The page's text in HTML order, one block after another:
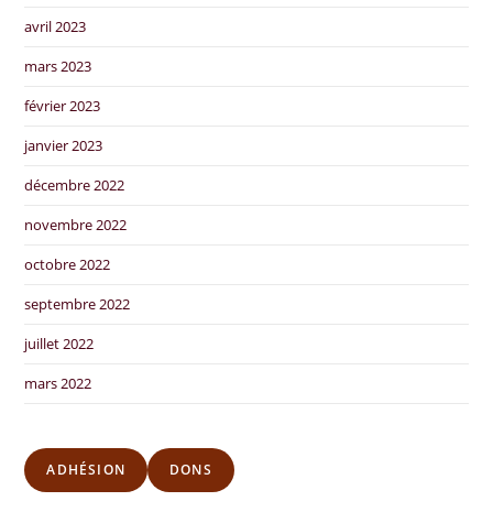
avril 2023
mars 2023
février 2023
janvier 2023
décembre 2022
novembre 2022
octobre 2022
septembre 2022
juillet 2022
mars 2022
ADHÉSION DONS